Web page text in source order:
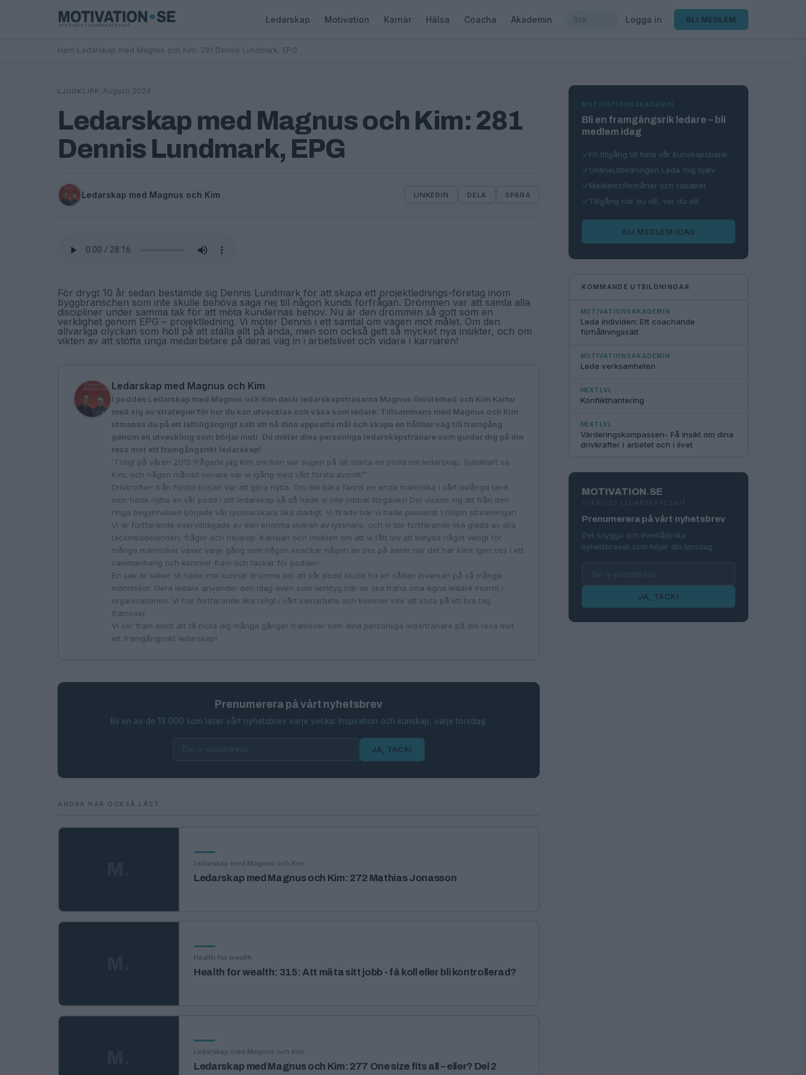
Ledarskap Motivation Karriär Hälsa Coacha Akademin Logga in BLI MEDLEM
Hem Ledarskap med Magnus och Kim: 281 Dennis Lundmark, EPG
LJUDKLIPP Augusti 2024
Ledarskap med Magnus och Kim: 281
Dennis Lundmark, EPG
Ledarskap med Magnus och Kim LINKEDIN DELA SPARA
För drygt 10 år sedan bestämde sig Dennis Lundmark för att skapa ett projektlednings-företag inom
byggbranschen som inte skulle behöva säga nej till någon kunds förfrågan. Drömmen var att samla alla
discipliner under samma tak för att möta kundernas behov. Nu är den drömmen så gott som en
verklighet genom EPG – projektledning. Vi möter Dennis i ett samtal om vägen mot målet. Om den
allvarliga olyckan som höll på att ställa allt på ända, men som också gett så mycket nya insikter, och om
vikten av att stötta unga medarbetare på deras väg in i arbetslivet och vidare i karriären!
Ledarskap med Magnus och Kim
I podden Ledarskap med Magnus och Kim delar ledarskapstränarna Magnus Gnisterhed och Kim Karhu
med sig av strategier för hur du kan utvecklas och växa som ledare. Tillsammans med Magnus och Kim
utmanas du på ett lättillgängligt sätt att nå dina uppsatta mål och skapa en hållbar väg till framgång
genom en utveckling som börjar inuti. Du möter dina personliga ledarskapstränare som guidar dig på din
resa mot ett framgångsrikt ledarskap!
'Tidigt på våren 2015 frågade jag Kim om han var sugen på att starta en podd om ledarskap. Självklart sa
Kim, och någon månad senare var vi igång med vårt första avsnitt!’’
Drivkraften från första början var att göra nytta. Om det bara fanns en enda människa i vårt avlånga land
som hade nytta av vår podd i sitt ledarskap så då hade vi inte jobbat förgäves! Det visade sig att från den
ringa begynnelsen började vår lyssnarskara öka stadigt. Vi firade när vi hade passerat 1 miljon streamingar!
Vi är fortfarande överväldigade av den enorma skaran av lyssnare, och vi blir fortfarande lika glada av alla
tackmeddelanden, frågor och hejarop. Känslan och insikten om att vi fått lov att betyda något viktigt för
många människor växer varje gång som någon knackar någon av oss på axeln när det har känt igen oss i ett
sammanhang och kommer fram och tackar för podden.
En sak är säker. Vi hade inte kunnat drömma om att vår podd skulle ha en sådan inverkan på så många
människor. Flera ledare använder den idag även som verktyg när de ska träna sina egna ledare internt i
organisationen. Vi har fortfarande lika roligt i vårt samarbete och kommer inte att sluta på ett bra tag
framöver.
VI ser fram emot att få möta dig många gånger framöver som dina personliga ledartränare på din resa mot
ett framgångsrikt ledarskap!
Prenumerera på vårt nyhetsbrev
Bli en av de 13 000 som läser vårt nyhetsbrev varje vecka. Inspiration och kunskap, varje torsdag.
JA, TACK!
ANDRA HAR OCKSÅ LÄST
Ledarskap med Magnus och Kim
Ledarskap med Magnus och Kim: 272 Mathias Jonasson
Health for wealth
Health for wealth: 315: Att mäta sitt jobb - få koll eller bli kontrollerad?
Ledarskap med Magnus och Kim
Ledarskap med Magnus och Kim: 277 One size fits all – eller? Del 2
MOTIVATIONSAKADEMIN
Bli en framgångsrik ledare – bli
medlem idag
Fri tillgång till hela vår kunskapsbank
Onlineutbildningen Leda mig själv
Medlemsförmåner och rabatter
Tillgång när du vill, var du vill
BLI MEDLEM IDAG
KOMMANDE UTBILDNINGAR
MOTIVATIONSAKADEMIN
Leda individen: Ett coachande
förhållningssätt
MOTIVATIONSAKADEMIN
Leda verksamheten
NEXTLVL
Konflikthantering
NEXTLVL
Värderingskompassen- Få insikt om dina
drivkrafter i arbetet och i livet
MOTIVATION.SE
SVERIGES LEDARSKAPSSAJT
Prenumerera på vårt nyhetsbrev
Det snygga och innehållsrika
nyhetsbrevet som höjer din torsdag.
JA, TACK!